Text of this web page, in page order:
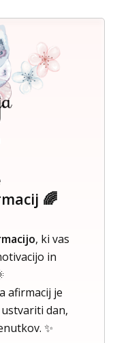
🌈
, ki vas
in
afirmacij je
dan,
✨